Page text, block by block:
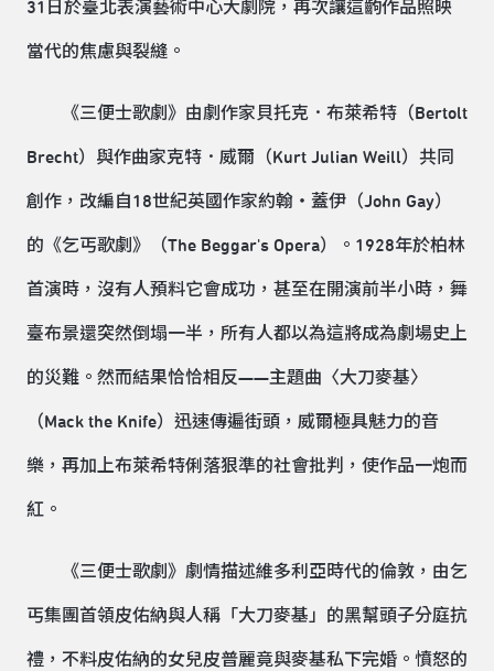
31日於臺北表演藝術中心大劇院，再次讓這齣作品照映
當代的焦慮與裂縫。
《三便士歌劇》由劇作家貝托克．布萊希特（Bertolt
Brecht）與作曲家克特．威爾（Kurt Julian Weill）共同
創作，改編自18世紀英國作家約翰・蓋伊（John Gay）
的《乞丐歌劇》（The Beggar's Opera）。1928年於柏林
首演時，沒有人預料它會成功，甚至在開演前半小時，舞
臺布景還突然倒塌一半，所有人都以為這將成為劇場史上
的災難。然而結果恰恰相反——主題曲〈大刀麥基〉
（Mack the Knife）迅速傳遍街頭，威爾極具魅力的音
樂，再加上布萊希特俐落狠準的社會批判，使作品一炮而
紅。
《三便士歌劇》劇情描述維多利亞時代的倫敦，由乞
丐集團首領皮佑納與人稱「大刀麥基」的黑幫頭子分庭抗
禮，不料皮佑納的女兒皮普麗竟與麥基私下完婚。憤怒的